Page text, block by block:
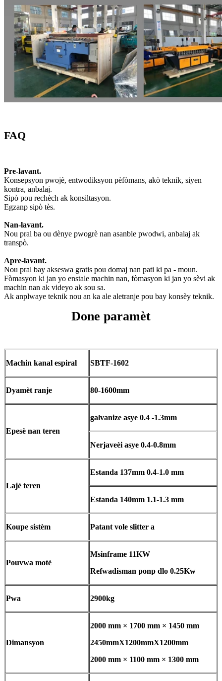
FAQ
Pre-lavant.
Konsepsyon pwojè, entwodiksyon pèfòmans, akò teknik, siyen
kontra, anbalaj.
Sipò pou rechèch ak konsiltasyon.
Egzanp sipò tès.
Nan-lavant.
Nou pral ba ou dènye pwogrè nan asanble pwodwi, anbalaj ak
transpò.
Apre-lavant.
Nou pral bay akseswa gratis pou domaj nan pati ki pa - moun.
Fòmasyon ki jan yo enstale machin nan, fòmasyon ki jan yo sèvi ak
machin nan ak videyo ak sou sa.
Ak anplwaye teknik nou an ka ale aletranje pou bay konsèy teknik.
Done paramèt
Machin kanal espiral SBTF-1602
Dyamèt ranje 80-1600mm
Epesè nan teren
galvanize asye 0.4 -1.3mm
Nerjaveèi asye 0.4-0.8mm
Lajè teren
Estanda 137mm 0.4-1.0 mm
Estanda 140mm 1.1-1.3 mm
Koupe sistèm Patant vole slitter a
Pouvwa motè
Msinframe 11KW
Refwadisman ponp dlo 0.25Kw
Pwa 2900kg
Dimansyon
2000 mm × 1700 mm × 1450 mm
2450mmX1200mmX1200mm
2000 mm × 1100 mm × 1300 mm